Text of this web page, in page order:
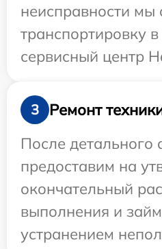
неисправности мы
транспортировку
сервисный центр
3
Ремонт
После детального
предоставим на
окончательный
выполнения и
устранением